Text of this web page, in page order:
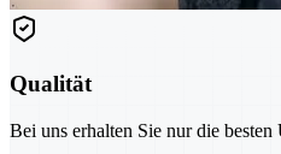
Qualität
Bei uns erhalten Sie nur die besten